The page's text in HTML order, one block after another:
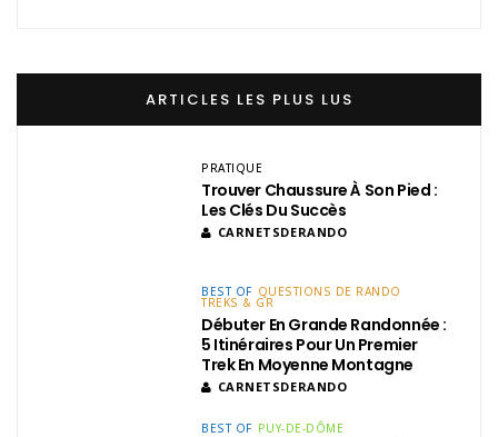
CARNETSDERANDO
BEST OF QUESTIONS DE RANDO
TREKS & GR
Débuter En Grande Randonnée :
5 Itinéraires Pour Un Premier
Trek En Moyenne Montagne
BEST OF PUY-DE-DÔME
5 Itinéraires Incontournables
Pour Découvrir L’Auvergne
CARNETSDERANDO
CORSE PRATIQUE TREKS & GR